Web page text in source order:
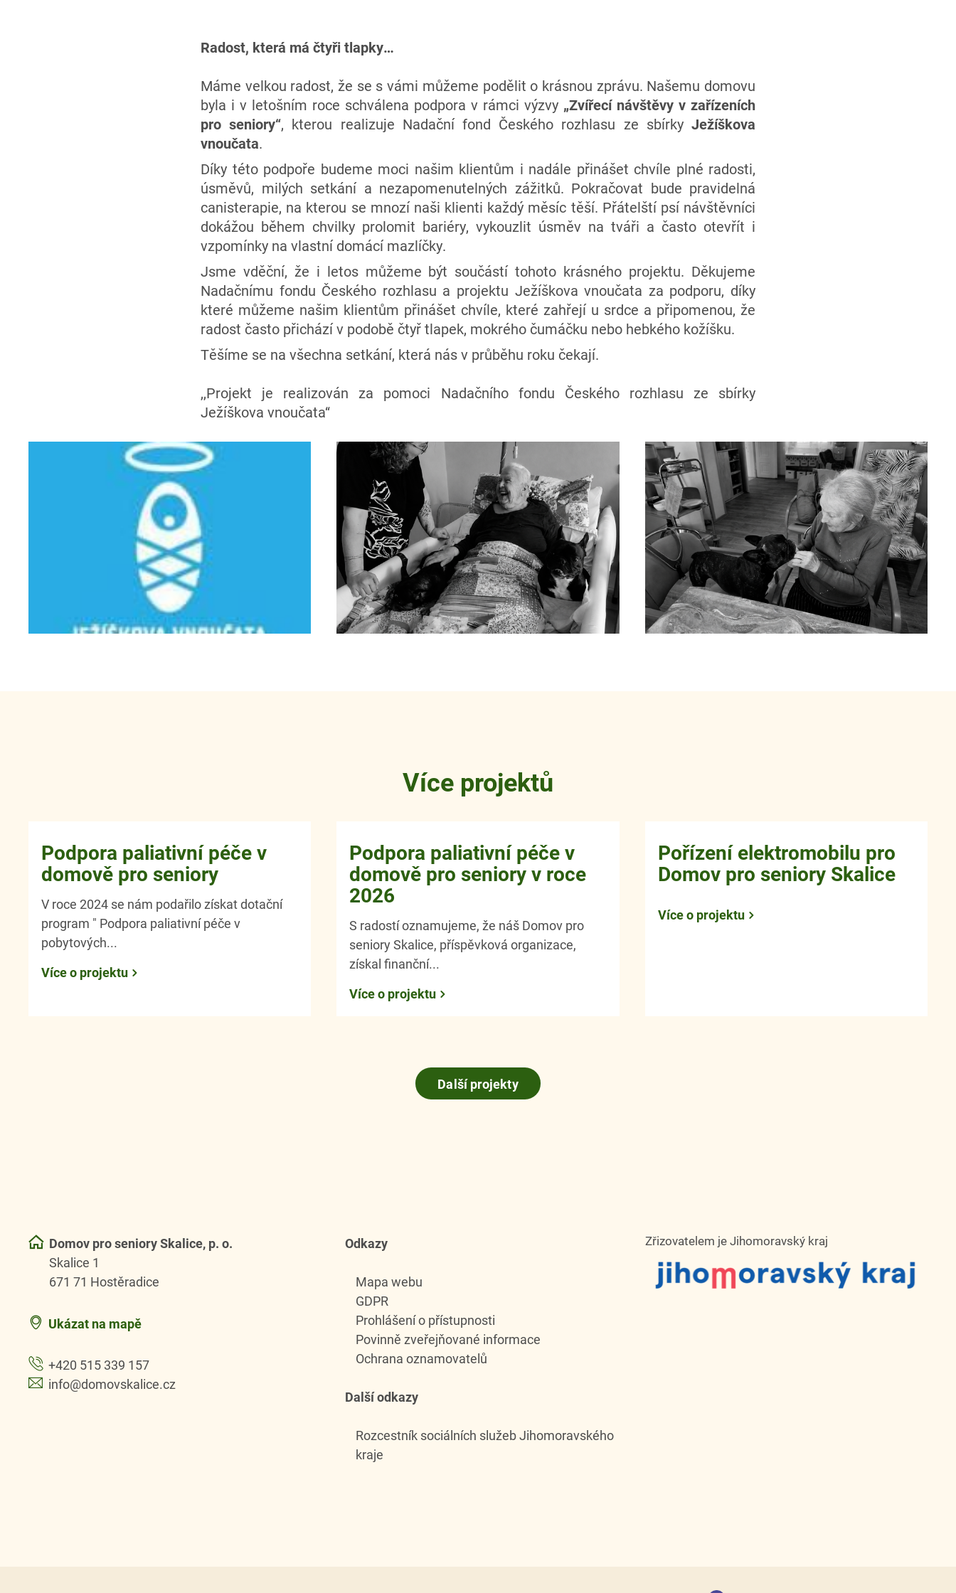
Radost, která má čtyři tlapky…
Máme velkou radost, že se s vámi můžeme podělit o krásnou zprávu. Našemu domovu
byla i v letošním roce schválena podpora v rámci výzvy „Zvířecí návštěvy v zařízeních
pro seniory“, kterou realizuje Nadační fond Českého rozhlasu ze sbírkyJežíškova
vnoučata.
Díky této podpoře budeme moci našim klientům i nadále přinášet chvíle plné radosti,
úsměvů, milých setkání a nezapomenutelných zážitků. Pokračovat bude pravidelná
canisterapie, na kterou se mnozí naši klienti každý měsíc těší. Přátelští psí návštěvníci
dokážou během chvilky prolomit bariéry, vykouzlit úsměv na tváři a často otevřít i
vzpomínky na vlastní domácí mazlíčky.
Jsme vděční, že i letos můžeme být součástí tohoto krásného projektu. Děkujeme
Nadačnímu fondu Českého rozhlasu a projektu Ježíškova vnoučata za podporu, díky
které můžeme našim klientům přinášet chvíle, které zahřejí u srdce a připomenou, že
radost často přichází v podobě čtyř tlapek, mokrého čumáčku nebo hebkého kožíšku.
Těšíme se na všechna setkání, která nás v průběhu roku čekají.
,,Projekt je realizován za pomoci Nadačního fondu Českého rozhlasu ze sbírky
Ježíškova vnoučata‘‘
Více projektů
Podpora paliativní péče v
domově pro seniory
V roce 2024 se nám podařilo získat dotační
program " Podpora paliativní péče v
pobytových...
Více o projektu
Podpora paliativní péče v
domově pro seniory v roce
2026
S radostí oznamujeme, že náš Domov pro
seniory Skalice, příspěvková organizace,
získal finanční...
Více o projektu
Pořízení elektromobilu pro
Domov pro seniory Skalice
Více o projektu
Další projekty
Domov pro seniory Skalice, p. o.
Skalice 1
671 71 Hostěradice
Ukázat na mapě
+420 515 339 157
info@domovskalice.cz
Odkazy
Mapa webu
GDPR
Prohlášení o přístupnosti
Povinně zveřejňované informace
Ochrana oznamovatelů
Další odkazy
Rozcestník sociálních služeb Jihomoravského
kraje
Zřizovatelem je Jihomoravský kraj